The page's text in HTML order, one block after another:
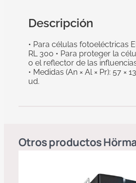
Descripción
• Para células fotoeléctricas
RL 300 • Para proteger la
o el reflector de las
• Medidas (An × Al × Pr): 57 ×
ud.
Otros productos